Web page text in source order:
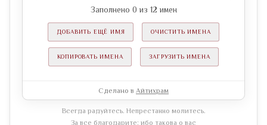
Заполнено 0 из 12 имен
ДОБАВИТЬ ЕЩЁ ИМЯ ОЧИСТИТЬ ИМЕНА
КОПИРОВАТЬ ИМЕНА ЗАГРУЗИТЬ ИМЕНА
Сделано в Айтихрам
Всегда радуйтесь. Непрестанно молитесь.